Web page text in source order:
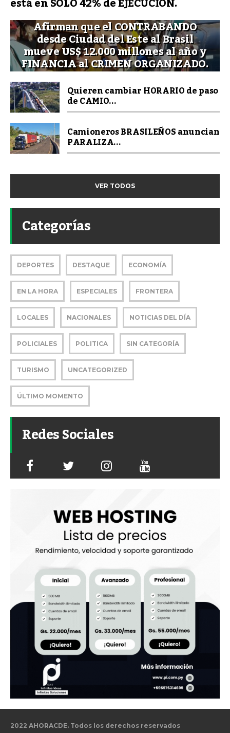
Afirman que el CONTRABANDO
desde Ciudad del Este al Brasil
mueve US$ 12.000 millones al año y
FINANCIA al CRIMEN ORGANIZADO.
Quieren cambiar HORARIO de paso
de CAMIO...
Camioneros BRASILEÑOS anuncian
PARALIZA...
VER TODOS
Categorías
DEPORTES DESTAQUE ECONOMÍA
EN LA HORA ESPECIALES FRONTERA
LOCALES NACIONALES NOTICIAS DEL DÍA
POLICIALES POLITICA SIN CATEGORÍA
TURISMO UNCATEGORIZED
ÚLTIMO MOMENTO
Redes Sociales
2022 AHORACDE. Todos los derechos reservados